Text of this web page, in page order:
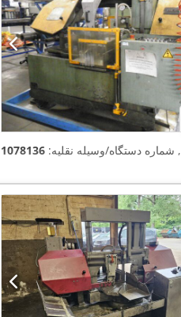
, شماره دستگاه/وسیله نقلیه: 1078136